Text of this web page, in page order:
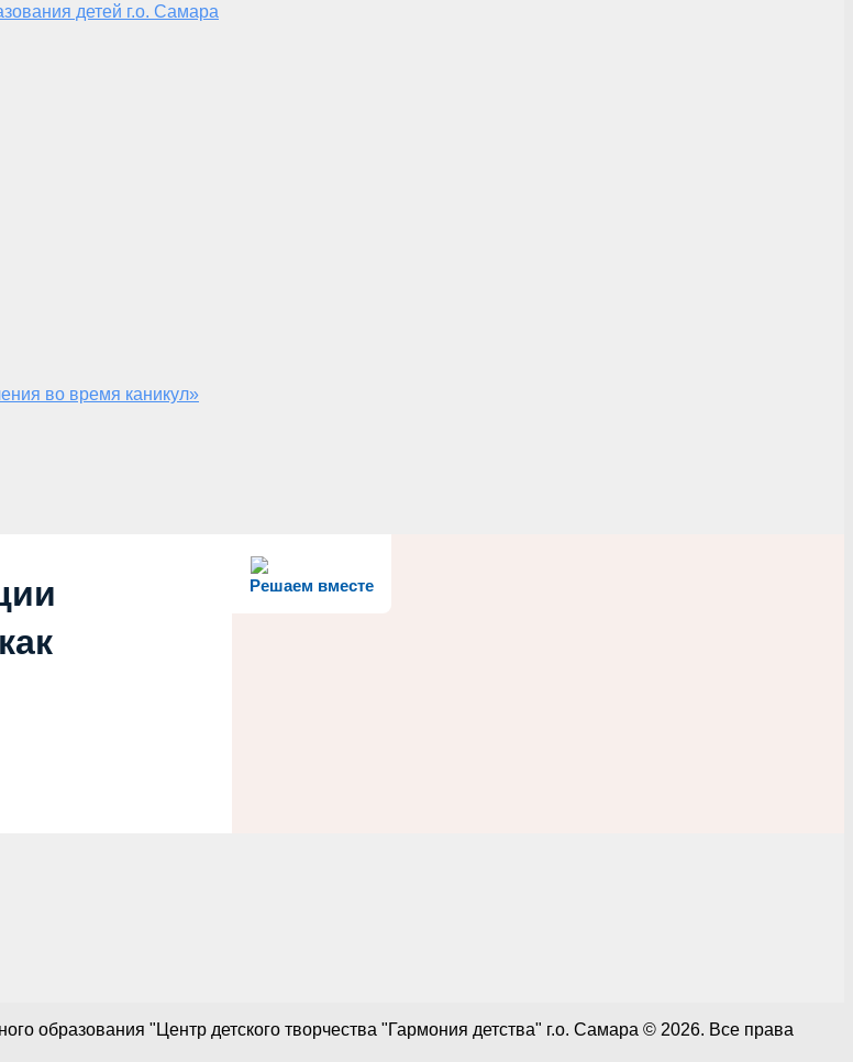
детей г.о. Самара
во время каникул»
Решаем вместе
образования "Центр детского творчества "Гармония детства" г.о. Самара © 2026. Все права